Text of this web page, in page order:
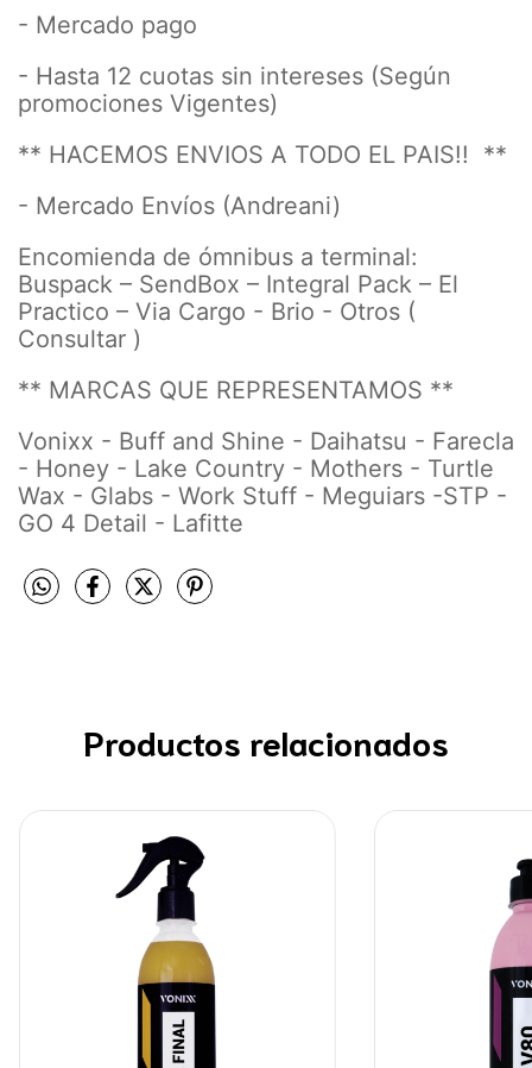
- Mercado pago
- Hasta 12 cuotas sin intereses (Según
promociones Vigentes)
** HACEMOS ENVIOS A TODO EL PAIS!! **
- Mercado Envíos (Andreani)
Encomienda de ómnibus a terminal:
Buspack – SendBox – Integral Pack – El
Practico – Via Cargo - Brio - Otros (
Consultar )
** MARCAS QUE REPRESENTAMOS **
Vonixx - Buff and Shine - Daihatsu - Farecla
- Honey - Lake Country - Mothers - Turtle
Wax - Glabs - Work Stuff - Meguiars -STP -
GO 4 Detail - Lafitte
Productos relacionados